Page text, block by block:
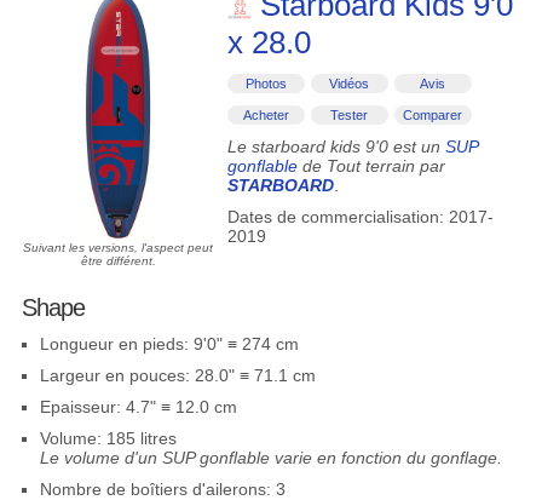
Suivant les versions, l'aspect peut
être différent.
x 28.0
Photos Vidéos Avis
Acheter Tester Comparer
Le starboard kids 9'0 est un SUP
gonflablede Tout terrain par
STARBOARD.
Dates de commercialisation: 2017-
2019
Shape
Longueur en pieds: 9'0" ≡ 274 cm
Largeur en pouces: 28.0" ≡ 71.1 cm
Epaisseur: 4.7" ≡ 12.0 cm
Volume: 185 litres
Le volume d'un SUP gonflable varie en fonction du gonflage.
Nombre de boîtiers d'ailerons: 3